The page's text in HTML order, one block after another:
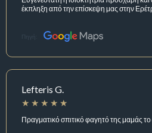
έκπληξη από την επίσκεψη μας στην
Πηγή:
Lefteris G.
Πραγματικό σπιτικό φαγητό της μαμάς το